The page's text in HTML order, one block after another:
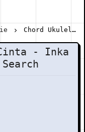
Chord Ukulele Nafas Cinta - Inka Christie ft Amy Search
- Inka